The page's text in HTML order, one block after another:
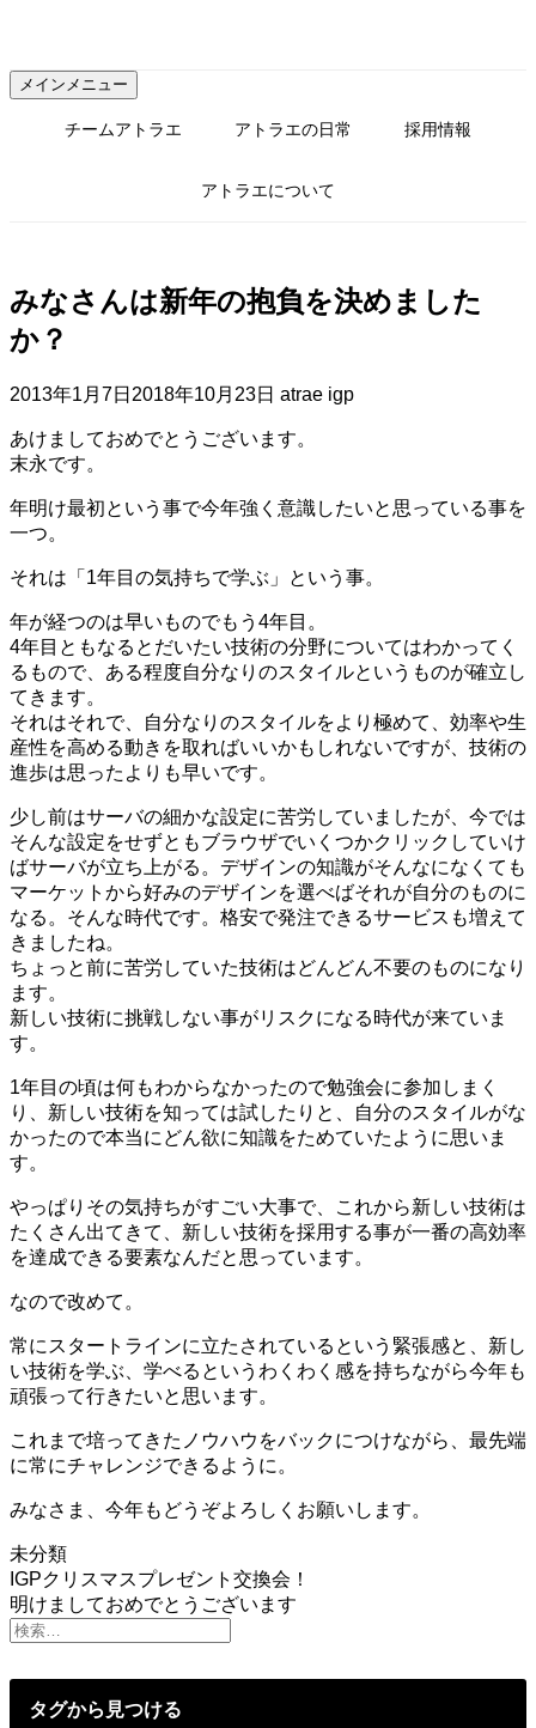
テ
ン
メインメニュー
チームアトラエ アトラエの日常 採用情報
アトラエについて
みなさんは新年の抱負を決めました
か？
2013年1月7日 2018年10月23日 atrae igp
あけましておめでとうございます。
末永です。
年明け最初という事で今年強く意識したいと思っている事を
一つ。
それは「1年目の気持ちで学ぶ」という事。
年が経つのは早いものでもう4年目。
4年目ともなるとだいたい技術の分野についてはわかってく
るもので、ある程度自分なりのスタイルというものが確立し
てきます。
それはそれで、自分なりのスタイルをより極めて、効率や生
産性を高める動きを取ればいいかもしれないですが、技術の
進歩は思ったよりも早いです。
少し前はサーバの細かな設定に苦労していましたが、今では
そんな設定をせずともブラウザでいくつかクリックしていけ
ばサーバが立ち上がる。デザインの知識がそんなになくても
マーケットから好みのデザインを選べばそれが自分のものに
なる。そんな時代です。格安で発注できるサービスも増えて
きましたね。
ちょっと前に苦労していた技術はどんどん不要のものになり
ます。
新しい技術に挑戦しない事がリスクになる時代が来ていま
す。
1年目の頃は何もわからなかったので勉強会に参加しまく
り、新しい技術を知っては試したりと、自分のスタイルがな
かったので本当にどん欲に知識をためていたように思いま
す。
やっぱりその気持ちがすごい大事で、これから新しい技術は
たくさん出てきて、新しい技術を採用する事が一番の高効率
を達成できる要素なんだと思っています。
なので改めて。
常にスタートラインに立たされているという緊張感と、新し
い技術を学ぶ、学べるというわくわく感を持ちながら今年も
頑張って行きたいと思います。
これまで培ってきたノウハウをバックにつけながら、最先端
に常にチャレンジできるように。
みなさま、今年もどうぞよろしくお願いします。
未分類
投
稿
ビ
IGPクリスマスプレゼント交換会！
明けましておめでとうございます
タグから見つける